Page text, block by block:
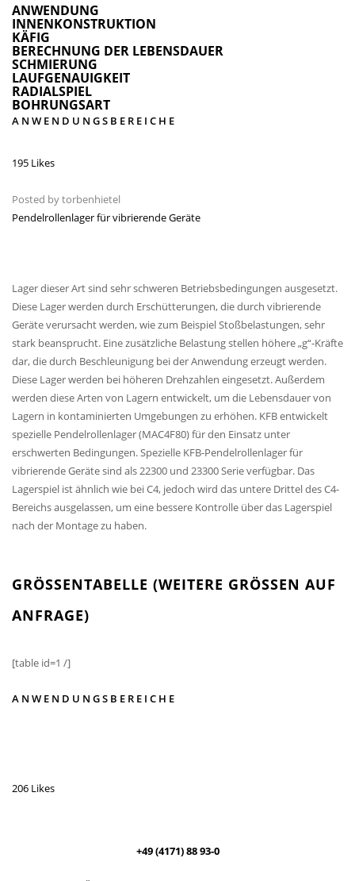
ANWENDUNG
INNENKONSTRUKTION
KÄFIG
BERECHNUNG DER LEBENSDAUER
SCHMIERUNG
LAUFGENAUIGKEIT
RADIALSPIEL
BOHRUNGSART
ANWENDUNGSBEREICHE
195 Likes
Posted bytorbenhietel
Pendelrollenlager für vibrierende Geräte
Lager dieser Art sind sehr schweren Betriebsbedingungen ausgesetzt.
Diese Lager werden durch Erschütterungen, die durch vibrierende
Geräte verursacht werden, wie zum Beispiel Stoßbelastungen, sehr
stark beansprucht. Eine zusätzliche Belastung stellen höhere „g“-Kräfte
dar, die durch Beschleunigung bei der Anwendung erzeugt werden.
Diese Lager werden bei höheren Drehzahlen eingesetzt. Außerdem
werden diese Arten von Lagern entwickelt, um die Lebensdauer von
Lagern in kontaminierten Umgebungen zu erhöhen. KFB entwickelt
spezielle Pendelrollenlager (MAC4F80) für den Einsatz unter
erschwerten Bedingungen. Spezielle KFB-Pendelrollenlager für
vibrierende Geräte sind als 22300 und 23300 Serie verfügbar. Das
Lagerspiel ist ähnlich wie bei C4, jedoch wird das untere Drittel des C4-
Bereichs ausgelassen, um eine bessere Kontrolle über das Lagerspiel
nach der Montage zu haben.
GRÖSSENTABELLE (WEITERE GRÖSSEN AUF AN
FRAGE)
[table id=1 /]
ANWENDUNGSBEREICHE
206 Likes
+49 (4171) 88 93-0